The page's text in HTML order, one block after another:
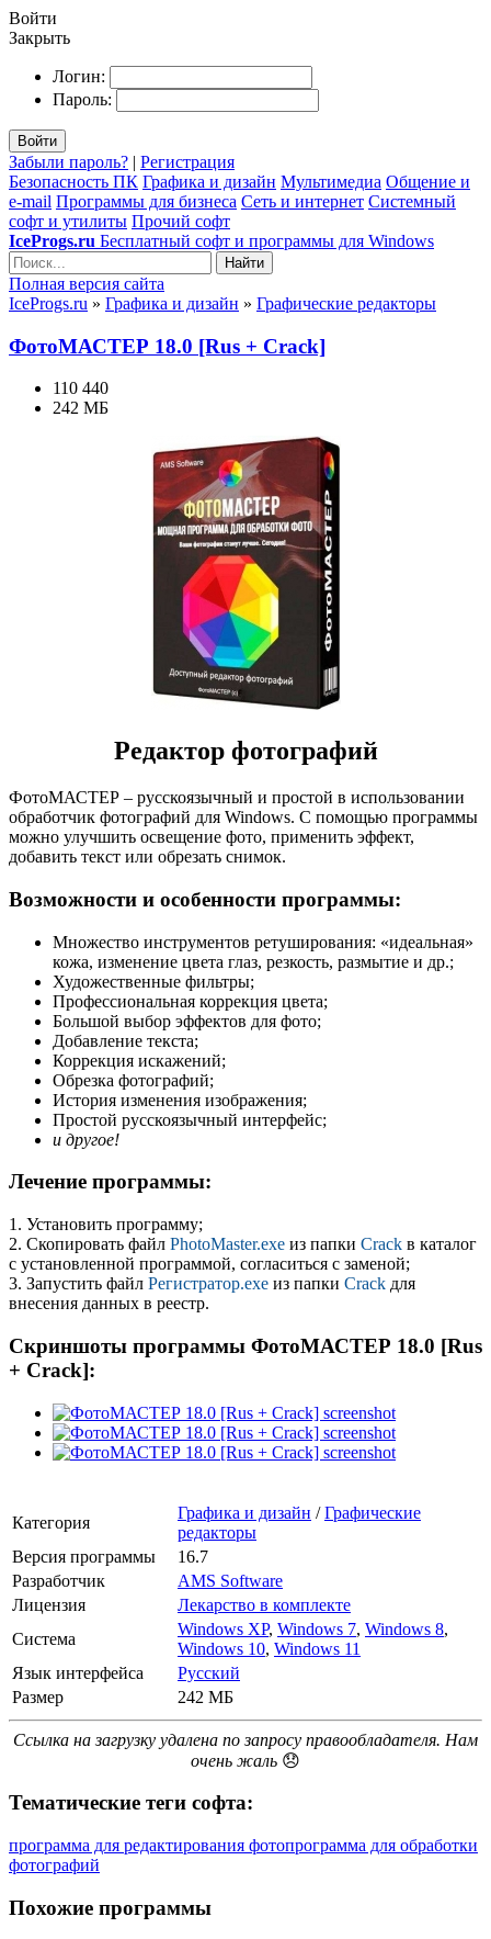
Войти
Закрыть
Логин:
Пароль:
Войти
Забыли пароль? | Регистрация
Безопасность ПК Графика и дизайн Мультимедиа Общение и
e-mail Программы для бизнеса Сеть и интернет Системный
софт и утилиты Прочий софт
IceProgs.ru Бесплатный софт и программы для Windows
Найти
Полная версия сайта
IceProgs.ru » Графика и дизайн » Графические редакторы
ФотоМАСТЕР 18.0 [Rus + Crack]
110 440
242 МБ
Редактор фотографий
ФотоМАСТЕР – русскоязычный и простой в использовании
обработчик фотографий для Windows. С помощью программы
можно улучшить освещение фото, применить эффект,
добавить текст или обрезать снимок.
Возможности и особенности программы:
Множество инструментов ретуширования: «идеальная»
кожа, изменение цвета глаз, резкость, размытие и др.;
Художественные фильтры;
Профессиональная коррекция цвета;
Большой выбор эффектов для фото;
Добавление текста;
Коррекция искажений;
Обрезка фотографий;
История изменения изображения;
Простой русскоязычный интерфейс;
и другое!
Лечение программы:
1. Установить программу;
2. Скопировать файл PhotoMaster.exe из папки Crack в каталог
с установленной программой, согласиться с заменой;
3. Запустить файл Регистратор.exe из папки Crack для
внесения данных в реестр.
Скриншоты программы ФотоМАСТЕР 18.0 [Rus
+ Crack]:
Категория
Графика и дизайн /Графические
редакторы
Версия программы
16.7
Разработчик
AMS Software
Лицензия
Лекарство в комплекте
Система
Windows XP, Windows 7, Windows 8,
Windows 10, Windows 11
Язык интерфейса
Русский
Размер
242 МБ
Ссылка на загрузку удалена по запросу правообладателя. Нам
очень жаль 😞
Тематические теги софта:
программа для редактирования фотопрограмма для обработки
фотографий
Похожие программы